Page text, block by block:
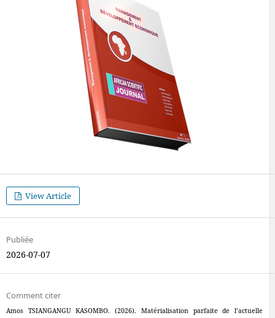
View Article
Publiée
2026-07-07
Comment citer
Amos TSIANGANGU KASOMBO. (2026). Matérialisation parfaite de l’actuelle